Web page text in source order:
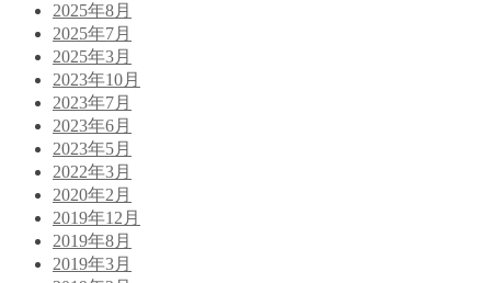
2025年8月
2025年7月
2025年3月
2023年10月
2023年7月
2023年6月
2023年5月
2022年3月
2020年2月
2019年12月
2019年8月
2019年3月